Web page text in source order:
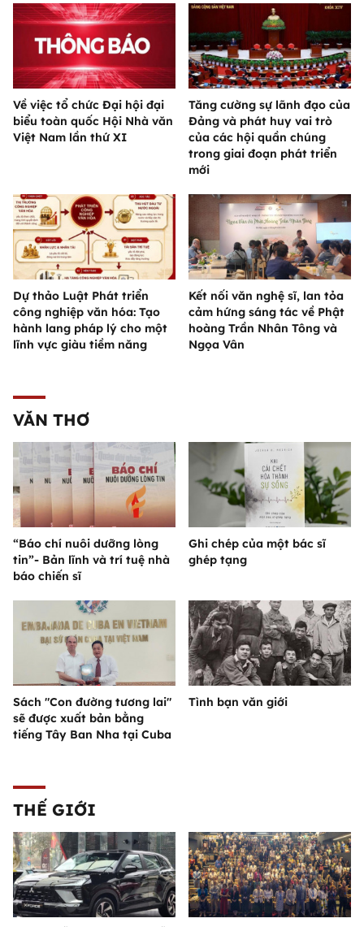
Về việc tổ chức Đại hội đại
biểu toàn quốc Hội Nhà văn
Việt Nam lần thứ XI
Tăng cường sự lãnh đạo của
Đảng và phát huy vai trò
của các hội quần chúng
trong giai đoạn phát triển
mới
Dự thảo Luật Phát triển
công nghiệp văn hóa: Tạo
hành lang pháp lý cho một
lĩnh vực giàu tiềm năng
Kết nối văn nghệ sĩ, lan tỏa
cảm hứng sáng tác về Phật
hoàng Trần Nhân Tông và
Ngọa Vân
VĂN THƠ
“Báo chí nuôi dưỡng lòng
tin”- Bản lĩnh và trí tuệ nhà
báo chiến sĩ
Ghi chép của một bác sĩ
ghép tạng
Sách "Con đường tương lai"
sẽ được xuất bản bằng
tiếng Tây Ban Nha tại Cuba
Tình bạn văn giới
THẾ GIỚI